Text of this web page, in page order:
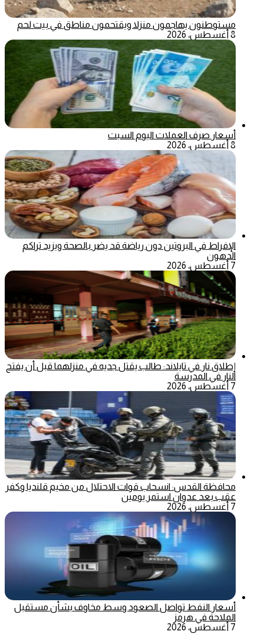
مستوطنون يهاجمون منزلا ويقتحمون مناطق في بيت لحم
8 أغسطس، 2026
أسعار صرف العملات اليوم السبت
8 أغسطس، 2026
الإفراط في البروتين دون رياضة قد يضر بالصحة ويزيد تراكم
الدهون
7 أغسطس، 2026
إطلاق نار في تايلاند: طالب يقتل جديه في منزلهما قبل أن يفتح
النار في المدرسة
7 أغسطس، 2026
محافظة القدس: انسحاب قوات الاحتلال من مخيم قلنديا وكفر
عقب بعد عدوان استمر يومين
7 أغسطس، 2026
أسعار النفط تواصل الصعود وسط مخاوف بشأن مستقبل
الملاحة في هرمز
7 أغسطس، 2026